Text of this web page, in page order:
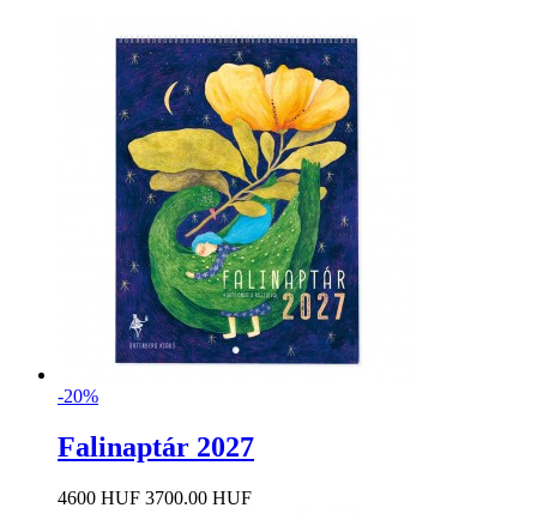
-20%
Falinaptár 2027
4600 HUF 3700.00 HUF